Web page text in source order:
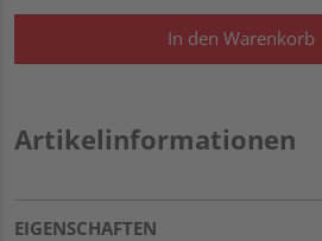
In den Warenkorb
Artikelinformationen
EIGENSCHAFTEN